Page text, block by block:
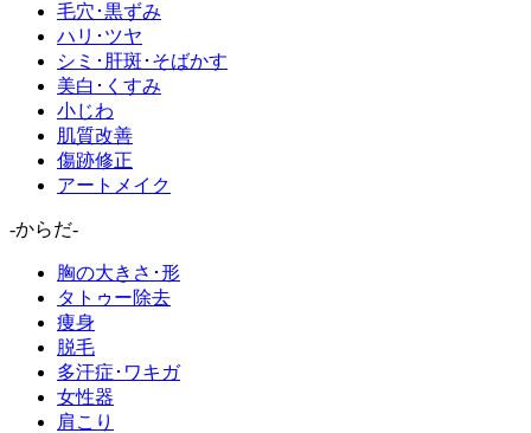
毛穴･黒ずみ
ハリ･ツヤ
シミ･肝斑･そばかす
美白･くすみ
小じわ
肌質改善
傷跡修正
アートメイク
-からだ-
胸の大きさ･形
タトゥー除去
痩身
脱毛
多汗症･ワキガ
女性器
肩こり